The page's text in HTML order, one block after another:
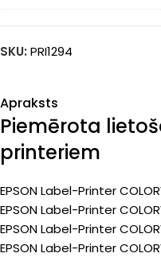
SKU: PRI1294
Apraksts
Piemērota
printeriem
EPSON Label-Printer
EPSON Label-Printer
EPSON Label-Printer
EPSON Label-Printer